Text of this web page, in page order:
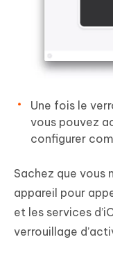
Une fois le
vous pouvez
configurer
Sachez que vous
appareil pour
et les services
verrouillage